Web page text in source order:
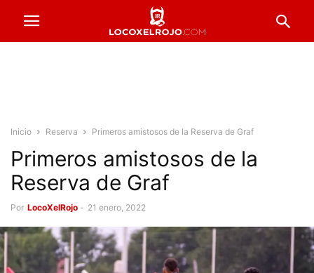
Inicio Reserva Primeros amistosos de la Reserva de Graf
Primeros amistosos de la
Reserva de Graf
Por LocoXelRojo - 21 enero, 2022